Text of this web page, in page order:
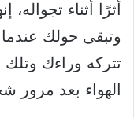
أثرًا أثناء
وتبقى حولك عندما
تتركه وراءك
الهواء بعد